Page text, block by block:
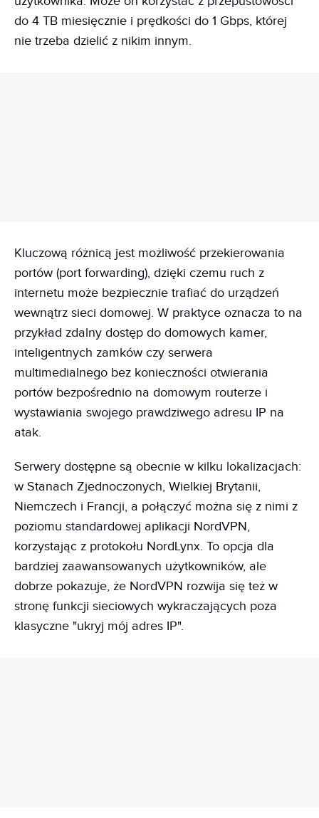
do 4 TB miesięcznie i prędkości do 1 Gbps, której
nie trzeba dzielić z nikim innym.
Kluczową różnicą jest możliwość przekierowania
portów (port forwarding), dzięki czemu ruch z
internetu może bezpiecznie trafiać do urządzeń
wewnątrz sieci domowej. W praktyce oznacza to na
przykład zdalny dostęp do domowych kamer,
inteligentnych zamków czy serwera
multimedialnego bez konieczności otwierania
portów bezpośrednio na domowym routerze i
wystawiania swojego prawdziwego adresu IP na
atak.
Serwery dostępne są obecnie w kilku lokalizacjach:
w Stanach Zjednoczonych, Wielkiej Brytanii,
Niemczech i Francji, a połączyć można się z nimi z
poziomu standardowej aplikacji NordVPN,
korzystając z protokołu NordLynx. To opcja dla
bardziej zaawansowanych użytkowników, ale
dobrze pokazuje, że NordVPN rozwija się też w
stronę funkcji sieciowych wykraczających poza
klasyczne "ukryj mój adres IP".